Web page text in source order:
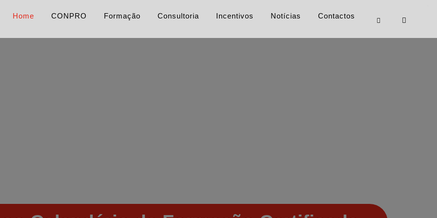
Home CONPRO Formação Consultoria Incentivos Notícias Contactos